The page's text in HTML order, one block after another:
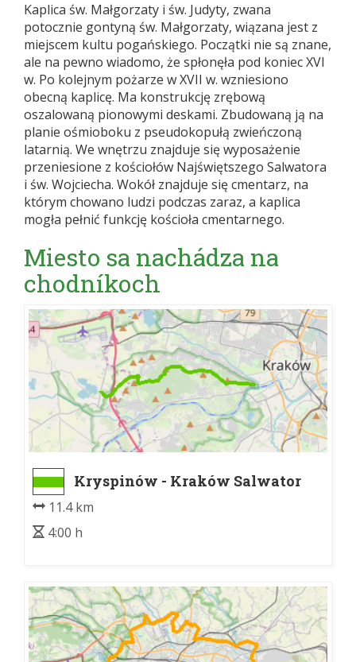
Kaplica św. Małgorzaty i św. Judyty, zwana
potocznie gontyną św. Małgorzaty, wiązana jest z
miejscem kultu pogańskiego. Początki nie są znane,
ale na pewno wiadomo, że spłonęła pod koniec XVI
w. Po kolejnym pożarze w XVII w. wzniesiono
obecną kaplicę. Ma konstrukcję zrębową
oszalowaną pionowymi deskami. Zbudowaną ją na
planie ośmioboku z pseudokopułą zwieńczoną
latarnią. We wnętrzu znajduje się wyposażenie
przeniesione z kościołów Najświętszego Salwatora
i św. Wojciecha. Wokół znajduje się cmentarz, na
którym chowano ludzi podczas zaraz, a kaplica
mogła pełnić funkcję kościoła cmentarnego.
Miesto sa nachádza na
chodníkoch
Kryspinów - Kraków Salwator
11.4 km
4:00 h